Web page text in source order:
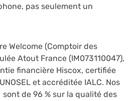
pas seulement un
Welcome (Comptoir des
Atout France (IM073110047),
financière Hiscox, certifiée
et accréditée IALC. Nos
sont de 96 % sur la qualité des